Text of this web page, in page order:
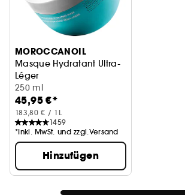
MOROCCANOIL
Masque Hydratant Ultra-
Léger
Haarmaske
250 ml
45,95 €*
183,80 € / 1L
1459
*Inkl. MwSt. und zzgl.Versand
Hinzufügen